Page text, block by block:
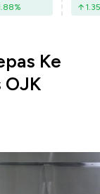
% 1.35
Ke
OJK